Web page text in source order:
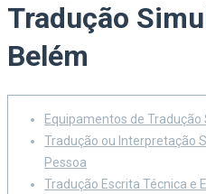
Tradução
Belém
Equipamentos de
Tradução ou Interpretação
Pessoa
Tradução Escrita Técnica e